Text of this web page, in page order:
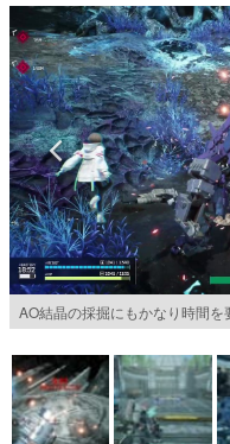
なんでゲー
ゲーム開発者
具体的な形か
です。
ゲームが変
「経験値」「
の起源や用法
イニーP氏が徹
カテゴリ
特集記事
マンガ
女性向け
アプリレビュー
AO結晶の採掘にもかなり時間を